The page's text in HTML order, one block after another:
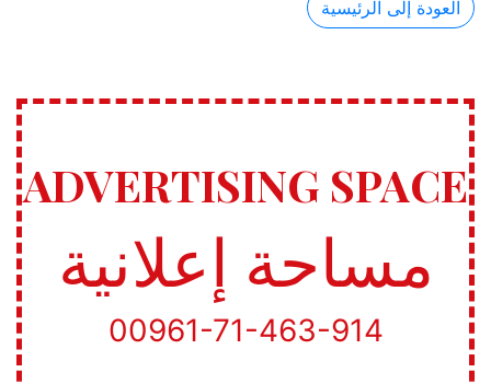
العودة إلى الرئيسية
ADVERTISING SPACE
مساحة إعلانية
00961-71-463-914